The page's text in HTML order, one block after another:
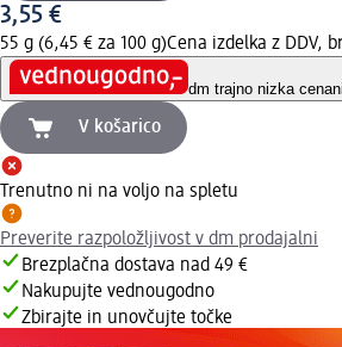
3,55 €
55 g (6,45 € za 100 g)Cena izdelka z DDV,
dm trajno nizka cena
V košarico
Trenutno ni na voljo na spletu
Preverite razpoložljivost v dm prodajalni
Brezplačna dostava nad 49 €
Nakupujte vednougodno
Zbirajte in unovčujte točke